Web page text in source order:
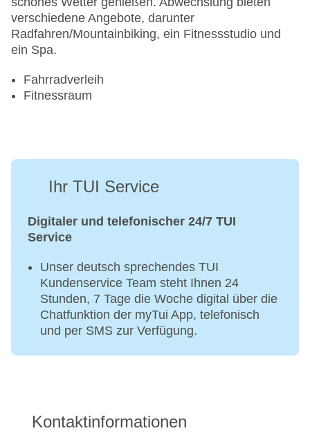
verschiedene Angebote, darunter
Radfahren/Mountainbiking, ein Fitnessstudio und
ein Spa.
Fahrradverleih
Fitnessraum
Ihr TUI Service
Digitaler und telefonischer 24/7 TUI
Service
Unser deutsch sprechendes TUI
Kundenservice Team steht Ihnen 24
Stunden, 7 Tage die Woche digital über die
Chatfunktion der myTui App, telefonisch
und per SMS zur Verfügung.
Kontaktinformationen